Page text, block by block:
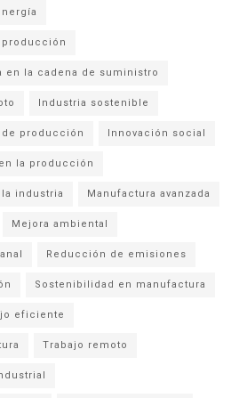
en la cadena de suministro
Industria sostenible
producción Innovación social
la producción
industria Manufactura avanzada
Mejora ambiental
Reducción de emisiones
Sostenibilidad en manufactura
eficiente
Trabajo remoto